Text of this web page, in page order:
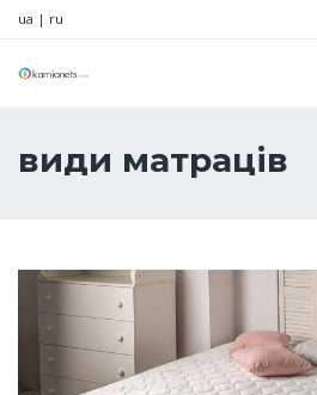
ua | ru
види матраців